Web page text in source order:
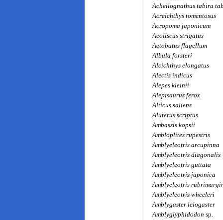
Acheilognathus tabira
Acreichthys tomentosus
Acropoma japonicum
Aeoliscus strigatus
Aetobatus flagellum
Albula forsteri
Alcichthys elongatus
Alectis indicus
Alepes kleinii
Alepisaurus ferox
Alticus saliens
Aluterus scriptus
Ambassis kopsii
Ambloplites rupestris
Amblyeleotris arcupinna
Amblyeleotris diagonalis
Amblyeleotris guttata
Amblyeleotris japonica
Amblyeleotris
Amblyeleotris wheeleri
Amblygaster leiogaster
Amblyglyphidodon sp.